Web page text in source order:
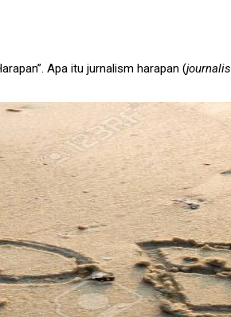
Apa itu jurnalism harapan (